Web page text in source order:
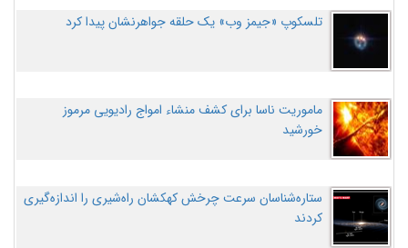
تلسکوپ «جیمز وب» یک حلقه جواهرنشان پیدا کرد
ماموریت ناسا برای کشف منشاء امواج رادیویی مرموز
خورشید
ستاره‌شناسان سرعت چرخش کهکشان راه‌شیری را اندازه‌گیری
کردند